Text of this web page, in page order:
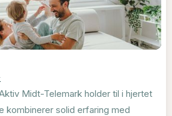
Midt-Telemark holder til i hjertet
kombinerer solid erfaring med